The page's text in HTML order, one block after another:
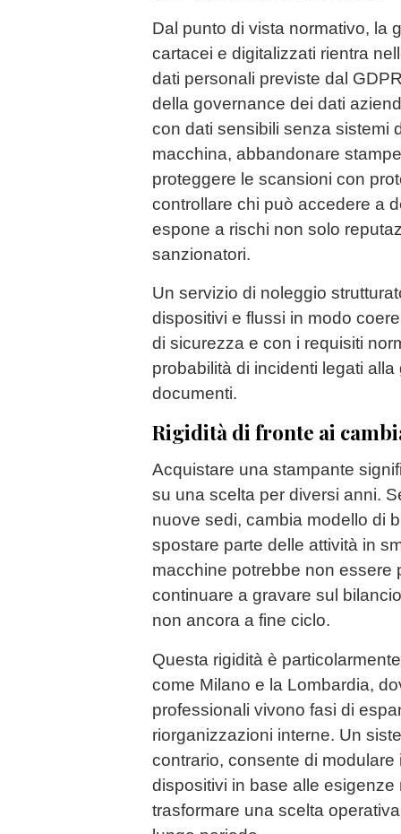
Dal punto di vista normativo, la
cartacei e digitalizzati rientra
dati personali previste dal
della governance dei dati
con dati sensibili senza sistemi
macchina, abbandonare
proteggere le scansioni con
controllare chi può accedere a
espone a rischi non solo
sanzionatori.
Un servizio di noleggio
dispositivi e flussi in modo
di sicurezza e con i requisiti
probabilità di incidenti legati
documenti.
Rigidità di fronte ai
Acquistare una stampante
su una scelta per diversi anni.
nuove sedi, cambia modello di
spostare parte delle attività in
macchine potrebbe non essere
continuare a gravare sul
non ancora a fine ciclo.
Questa rigidità è
come Milano e la Lombardia,
professionali vivono fasi di
riorganizzazioni interne. Un
contrario, consente di modulare
dispositivi in base alle esigenze
trasformare una scelta